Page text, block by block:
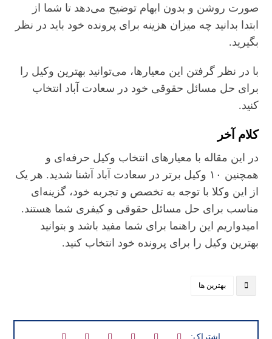
صورت روشن و بدون ابهام توضیح می‌دهد تا شما از
ابتدا بدانید چه میزان هزینه برای پرونده خود باید در نظر
بگیرید.
با در نظر گرفتن این معیارها، می‌توانید بهترین وکیل را
برای حل مسائل حقوقی خود در سعادت‌ آباد انتخاب
کنید.
کلام آخر
در این مقاله با معیارهای انتخاب وکیل حرفه‌ای و
همچنین ۱۰ وکیل برتر در سعادت‌ آباد آشنا شدید. هر یک
از این وکلا با توجه به تخصص و تجربه خود، گزینه‌ای
مناسب برای حل مسائل حقوقی و کیفری شما هستند.
امیدواریم این راهنما برای شما مفید باشد و بتوانید
بهترین وکیل را برای پرونده خود انتخاب کنید.
بهترین ها